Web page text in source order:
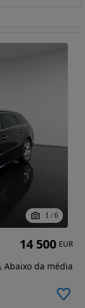
1 / 6
14 500 EUR
Abaixo da média